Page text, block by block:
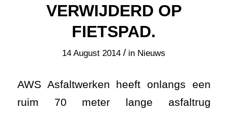
VERWIJDERD OP
FIETSPAD.
14 August 2014 / in Nieuws
AWS Asfaltwerken heeft onlangs een
ruim 70 meter lange asfaltrug